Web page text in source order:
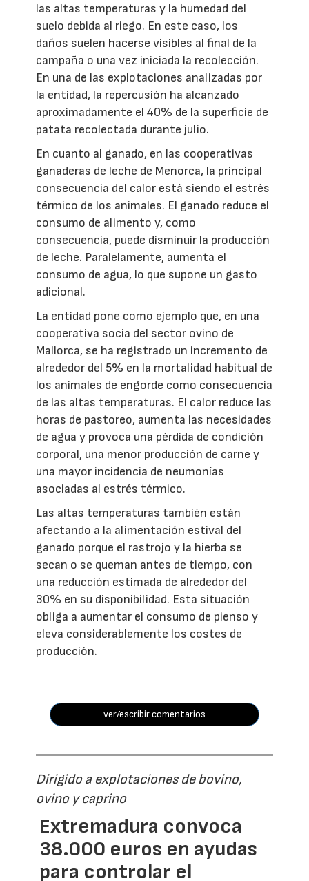
las altas temperaturas y la humedad del
suelo debida al riego. En este caso, los
daños suelen hacerse visibles al final de la
campaña o una vez iniciada la recolección.
En una de las explotaciones analizadas por
la entidad, la repercusión ha alcanzado
aproximadamente el 40% de la superficie de
patata recolectada durante julio.
En cuanto al ganado, en las cooperativas
ganaderas de leche de Menorca, la principal
consecuencia del calor está siendo el estrés
térmico de los animales. El ganado reduce el
consumo de alimento y, como
consecuencia, puede disminuir la producción
de leche. Paralelamente, aumenta el
consumo de agua, lo que supone un gasto
adicional.
La entidad pone como ejemplo que, en una
cooperativa socia del sector ovino de
Mallorca, se ha registrado un incremento de
alrededor del 5% en la mortalidad habitual de
los animales de engorde como consecuencia
de las altas temperaturas. El calor reduce las
horas de pastoreo, aumenta las necesidades
de agua y provoca una pérdida de condición
corporal, una menor producción de carne y
una mayor incidencia de neumonías
asociadas al estrés térmico.
Las altas temperaturas también están
afectando a la alimentación estival del
ganado porque el rastrojo y la hierba se
secan o se queman antes de tiempo, con
una reducción estimada de alrededor del
30% en su disponibilidad. Esta situación
obliga a aumentar el consumo de pienso y
eleva considerablemente los costes de
producción.
ver/escribir comentarios
Dirigido a explotaciones de bovino,
ovino y caprino
Extremadura convoca
38.000 euros en ayudas
para controlar el